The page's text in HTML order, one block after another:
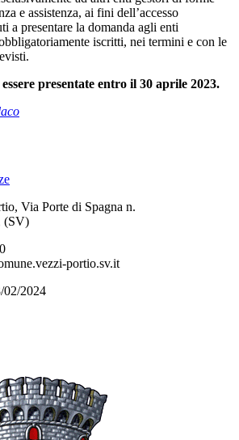
e assistenza, ai fini dell’accesso
a presentare la domanda agli enti
iscritti, nei termini e con le
presentate entro il 30 aprile 2023.
Via Porte di Spagna n.
(SV)
portio.sv.it
02/2024